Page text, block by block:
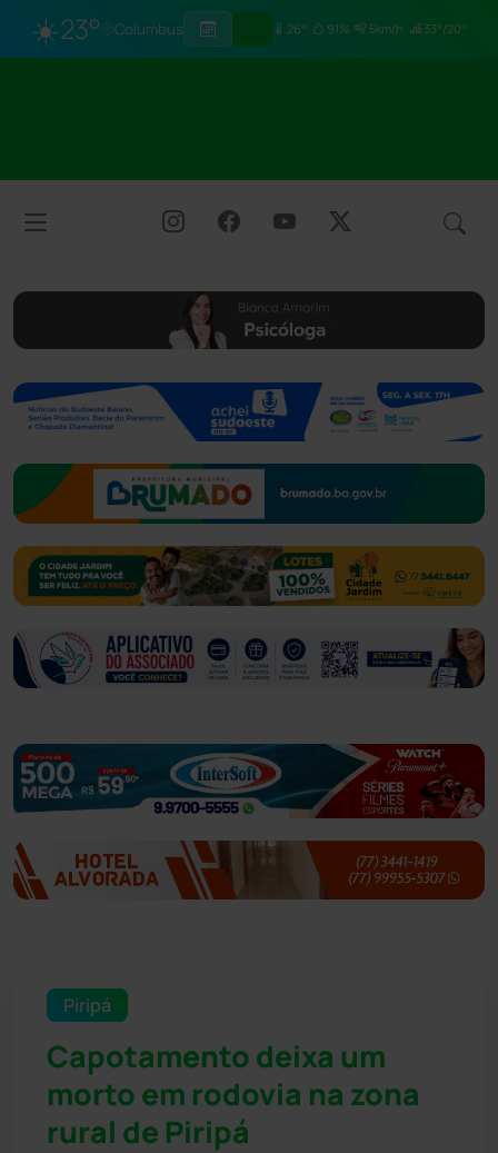
☀️23° Columbus 26° 91% 5km/h 33°/20°
Piripá
Capotamento deixa um
morto em rodovia na zona
rural de Piripá